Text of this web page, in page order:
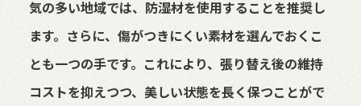
気の多い地域では、防湿材を使用することを推奨し
ます。さらに、傷がつきにくい素材を選んでおくこ
とも一つの手です。これにより、張り替え後の維持
コストを抑えつつ、美しい状態を長く保つことがで